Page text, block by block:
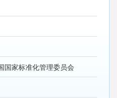
国家标准化管理委员会